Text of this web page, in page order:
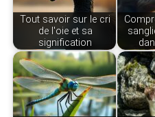
Tout savoir sur le cri
de l'oie et sa
signification